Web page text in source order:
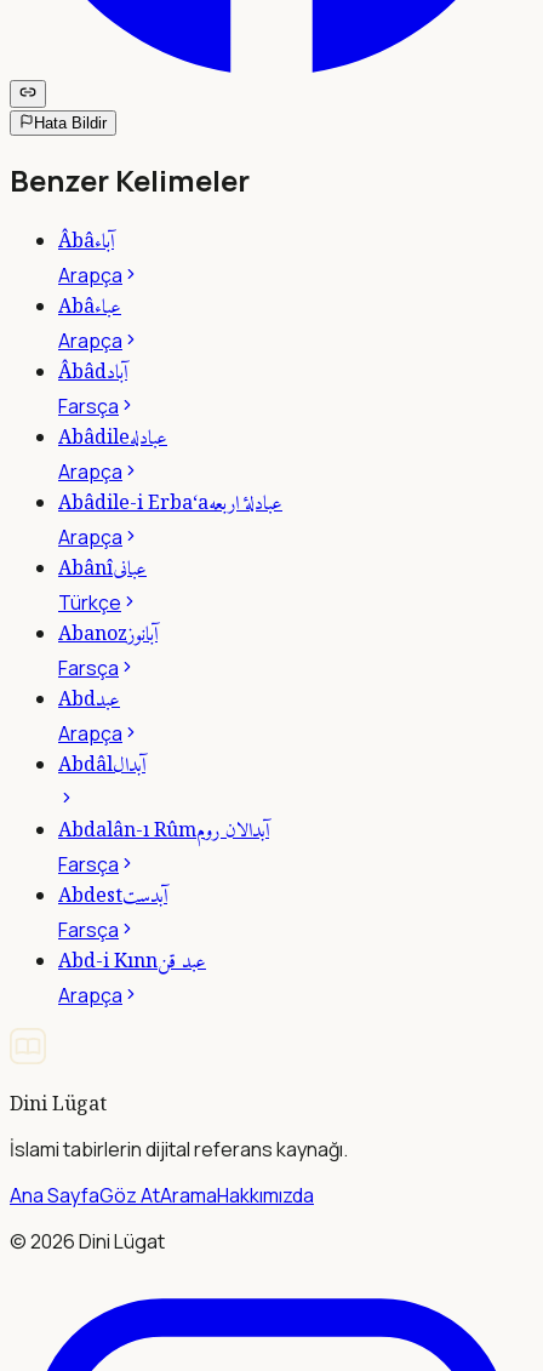
Hata Bildir
Benzer Kelimeler
Âbâآباء
Arapça
Abâعباء
Arapça
Âbâdآباد
Farsça
Abâdileعبادله
Arapça
Abâdile-i Erba‘aعبادلۀ اربعه
Arapça
Abânîعبانى
Türkçe
Abanozآبانوز
Farsça
Abdعبد
Arapça
Abdâlآبدال
Abdalân-ı Rûmآبدالان روم
Farsça
Abdestآبدست
Farsça
Abd-i Kınnعبد قن
Arapça
Dini Lügat
İslami tabirlerin dijital referans kaynağı.
Ana SayfaGöz AtAramaHakkımızda
©2026Dini Lügat